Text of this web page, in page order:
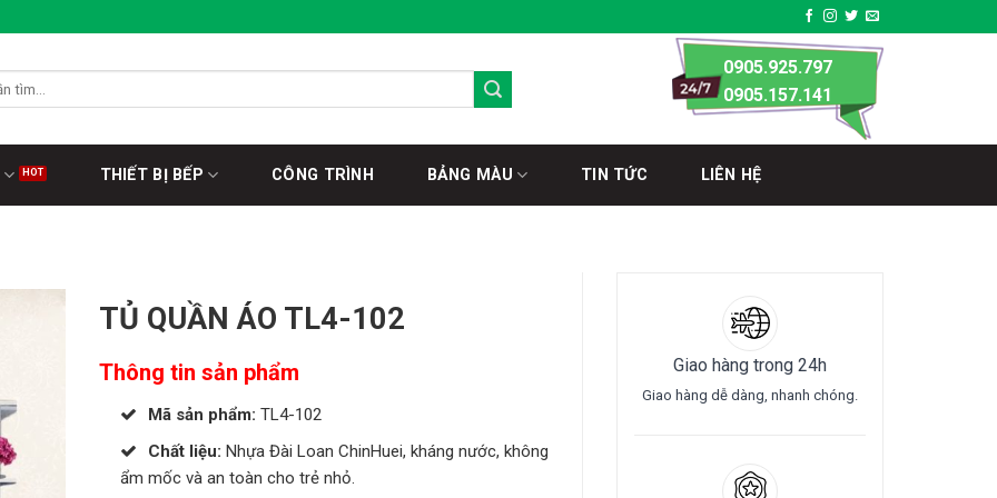
0905.925.797
0905.157.141
THIẾT BỊ BẾP CÔNG TRÌNH BẢNG MÀU TIN TỨC LIÊN HỆ
Giao hàng trong 24h
Giao hàng dễ dàng, nhanh chóng.
TỦ QUẦN ÁO TL4-102
Thông tin sản phẩm
Mã sản phẩm: TL4-102
Chất liệu: Nhựa Đài Loan ChinHuei, kháng nước, không
ẩm mốc và an toàn cho trẻ nhỏ.